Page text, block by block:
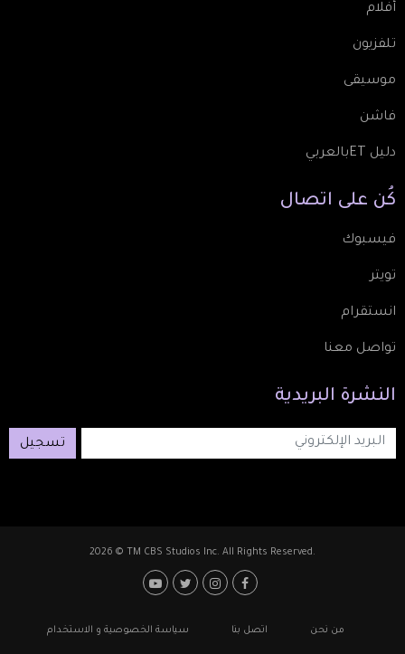
أفلام
تلفزيون
موسيقى
فاشن
دليل ETبالعربي
كُن على اتصال
فيسبوك
تويتر
انستقرام
تواصل معنا
النشرة البريدية
تسجيل
2026 © TM CBS Studios Inc. All Rights Reserved.
Footer: Social Media
Footerمن نحن اتصل بنا سياسة الخصوصية و الاستخدام